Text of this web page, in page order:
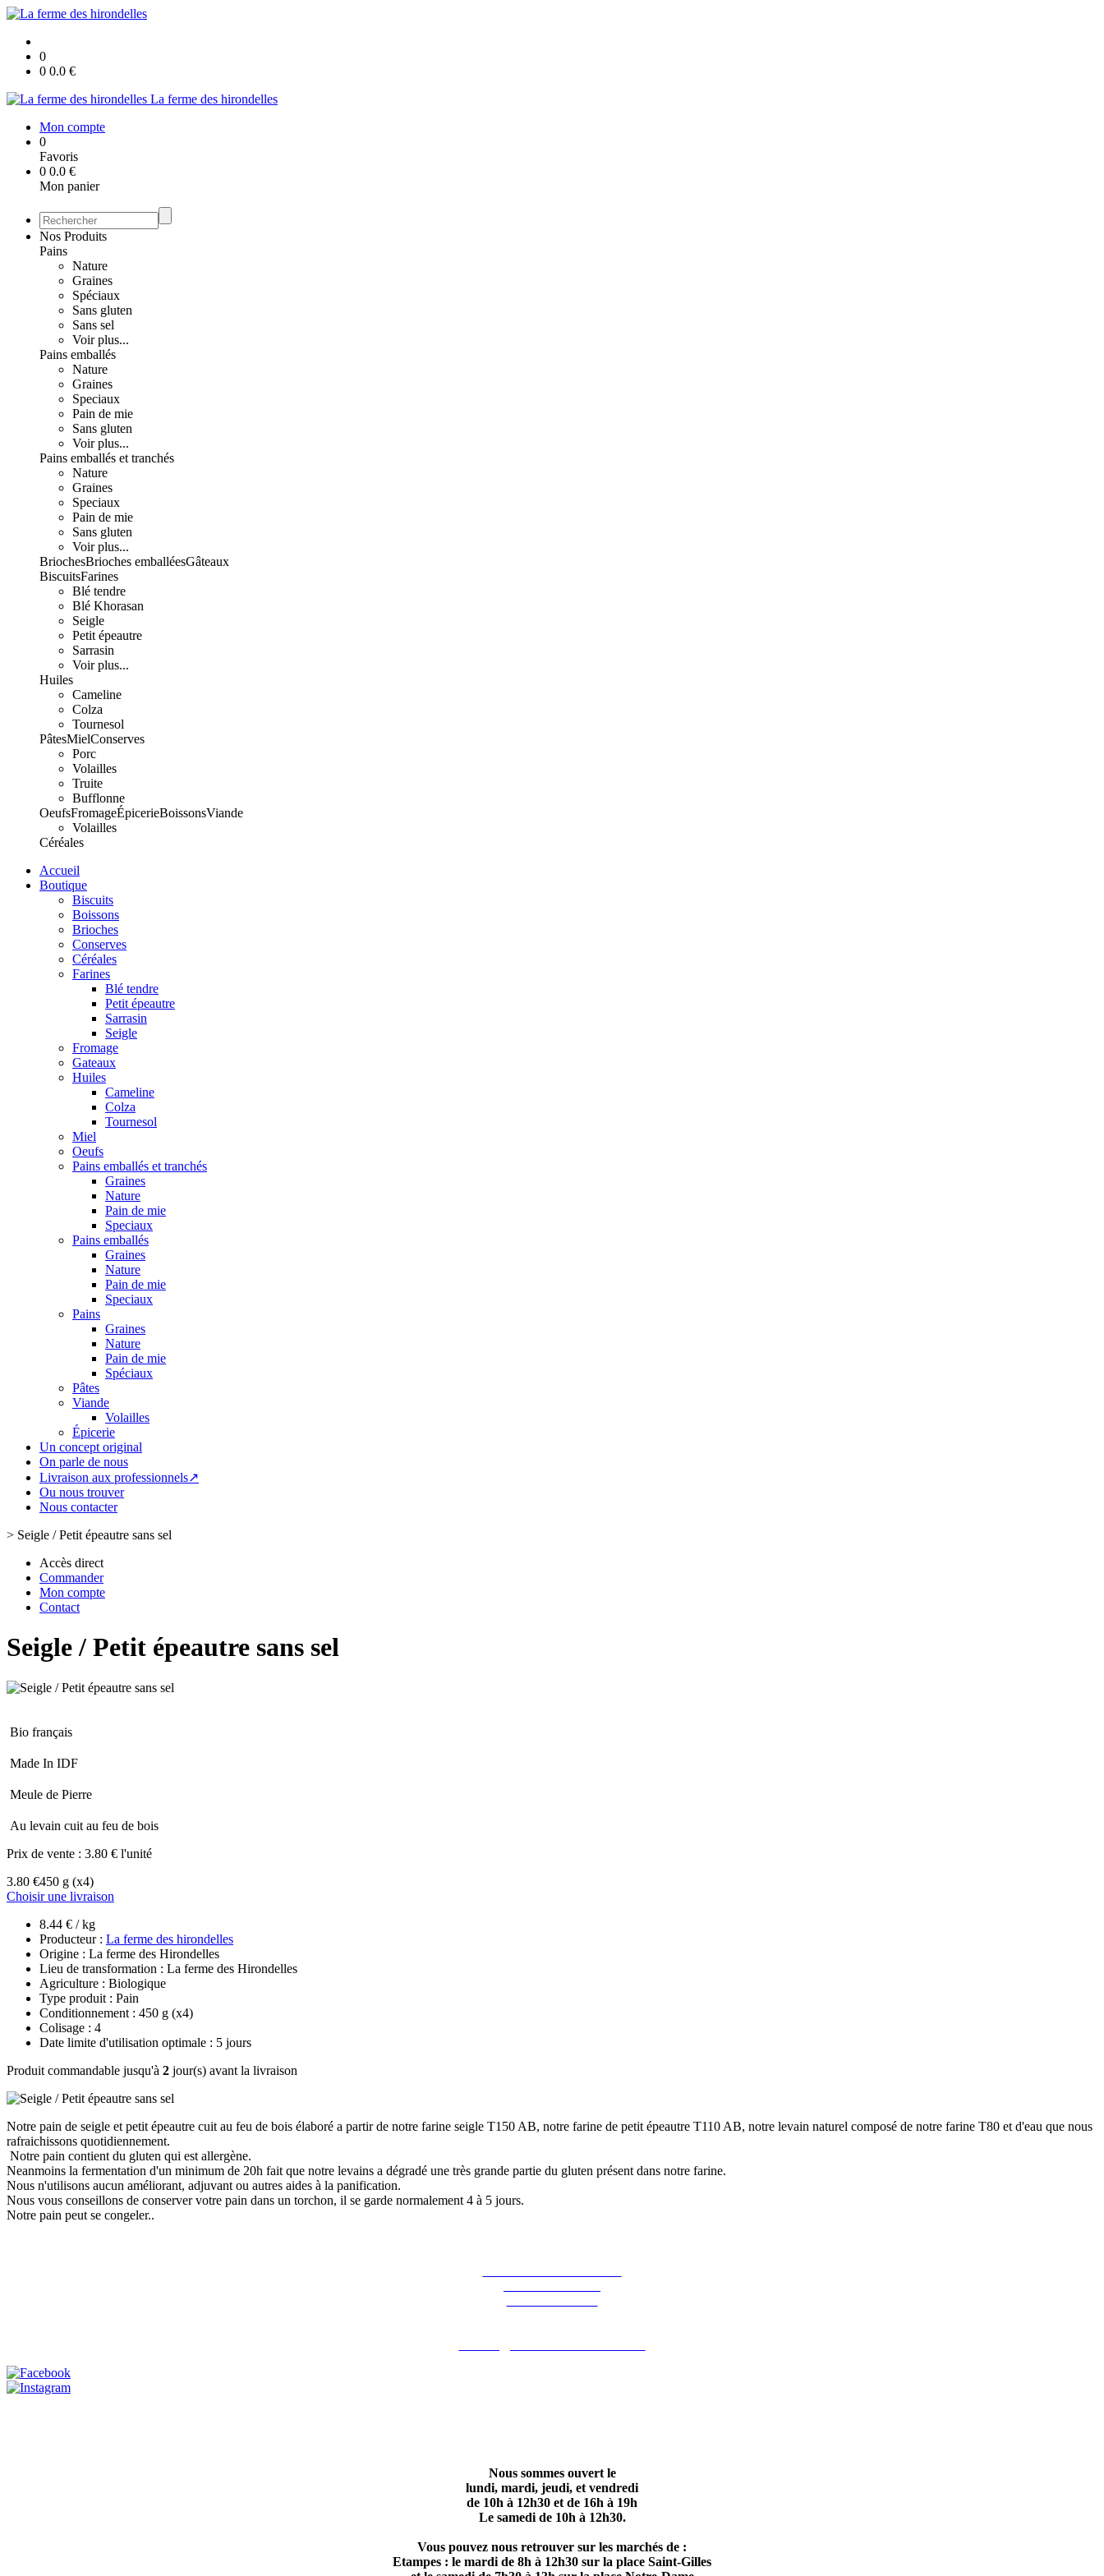
0
0 0.0 €
La ferme des hirondelles
Mon compte
0
Favoris
0 0.0 €
Mon panier
Nos Produits
Pains
Nature
Graines
Spéciaux
Sans gluten
Sans sel
Voir plus...
Pains emballés
Nature
Graines
Speciaux
Pain de mie
Sans gluten
Voir plus...
Pains emballés et tranchés
Nature
Graines
Speciaux
Pain de mie
Sans gluten
Voir plus...
BriochesBrioches emballéesGâteaux
BiscuitsFarines
Blé tendre
Blé Khorasan
Seigle
Petit épeautre
Sarrasin
Voir plus...
Huiles
Cameline
Colza
Tournesol
PâtesMielConserves
Porc
Volailles
Truite
Bufflonne
OeufsFromageÉpicerieBoissonsViande
Volailles
Céréales
Accueil
Boutique
Biscuits
Boissons
Brioches
Conserves
Céréales
Farines
Blé tendre
Petit épeautre
Sarrasin
Seigle
Fromage
Gateaux
Huiles
Cameline
Colza
Tournesol
Miel
Oeufs
Pains emballés et tranchés
Graines
Nature
Pain de mie
Speciaux
Pains emballés
Graines
Nature
Pain de mie
Speciaux
Pains
Graines
Nature
Pain de mie
Spéciaux
Pâtes
Viande
Volailles
Épicerie
Un concept original
On parle de nous
Livraison aux professionnels↗
Ou nous trouver
Nous contacter
> Seigle / Petit épeautre sans sel
Accès direct
Commander
Mon compte
Contact
Seigle / Petit épeautre sans sel
Bio français
Made In IDF
Meule de Pierre
Au levain cuit au feu de bois
Prix de vente : 3.80 € l'unité
3.80 €450 g (x4)
Choisir une livraison
8.44 € / kg
Producteur : La ferme des hirondelles
Origine : La ferme des Hirondelles
Lieu de transformation : La ferme des Hirondelles
Agriculture : Biologique
Type produit : Pain
Conditionnement : 450 g (x4)
Colisage : 4
Date limite d'utilisation optimale : 5 jours
Produit commandable jusqu'à 2 jour(s) avant la livraison
Notre pain de seigle et petit épeautre cuit au feu de bois élaboré a partir de notre farine seigle T150 AB, notre farine de petit épeautre T110 AB, notre levain naturel composé de notre farine T80 et d'eau que nous
rafraichissons quotidiennement.
Notre pain contient du gluten qui est allergène.
Neanmoins la fermentation d'un minimum de 20h fait que notre levains a dégradé une très grande partie du gluten présent dans notre farine.
Nous n'utilisons aucun améliorant, adjuvant ou autres aides à la panification.
Nous vous conseillons de conserver votre pain dans un torchon, il se garde normalement 4 à 5 jours.
Notre pain peut se congeler..
Nous sommes ouvert le
lundi, mardi, jeudi, et vendredi
de 10h à 12h30 et de 16h à 19h
Le samedi de 10h à 12h30.
Vous pouvez nous retrouver sur les marchés de :
Etampes : le mardi de 8h à 12h30 sur la place Saint-Gilles